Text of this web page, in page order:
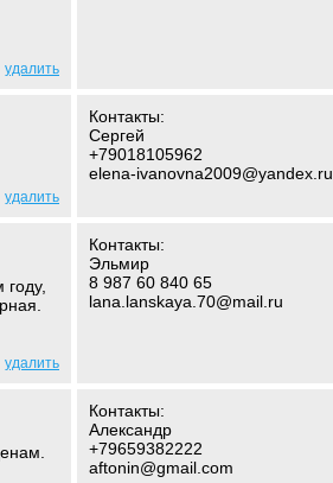
удалить
удалить
Контакты:
Сергей
+79018105962
elena-ivanovna2009@yandex.ru
удалить
Контакты:
Эльмир
8 987 60 840 65
lana.lanskaya.70@mail.ru
Контакты:
Александр
+79659382222
aftonin@gmail.com